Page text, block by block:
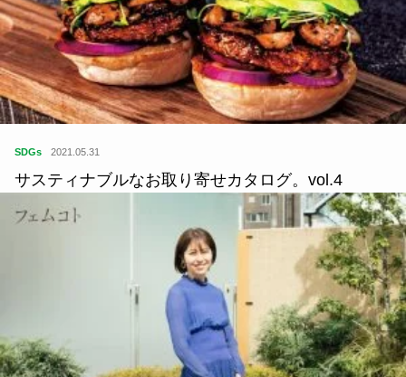
SDGs 2021.05.31
サスティナブルなお取り寄せカタログ。vol.4